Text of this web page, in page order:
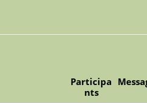
Participa
nts